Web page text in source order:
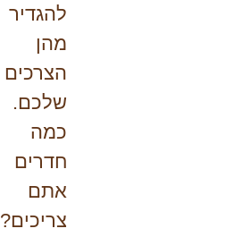
להגדיר
מהן
הצרכים
שלכם.
כמה
חדרים
אתם
צריכים?